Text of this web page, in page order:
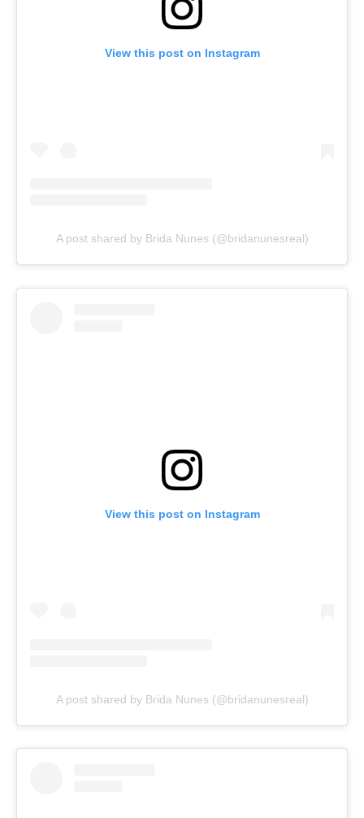
View this post on Instagram
A post shared by Brida Nunes (@bridanunesreal)
View this post on Instagram
A post shared by Brida Nunes (@bridanunesreal)